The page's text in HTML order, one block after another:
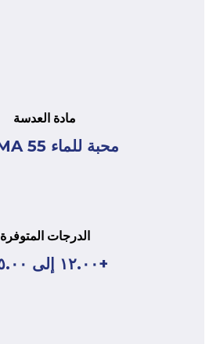
مادة العدسة
محبة للماء HEMA 55
الدرجات المتوفرة
+١٢.٠٠ إلى ١٥.٠٠-